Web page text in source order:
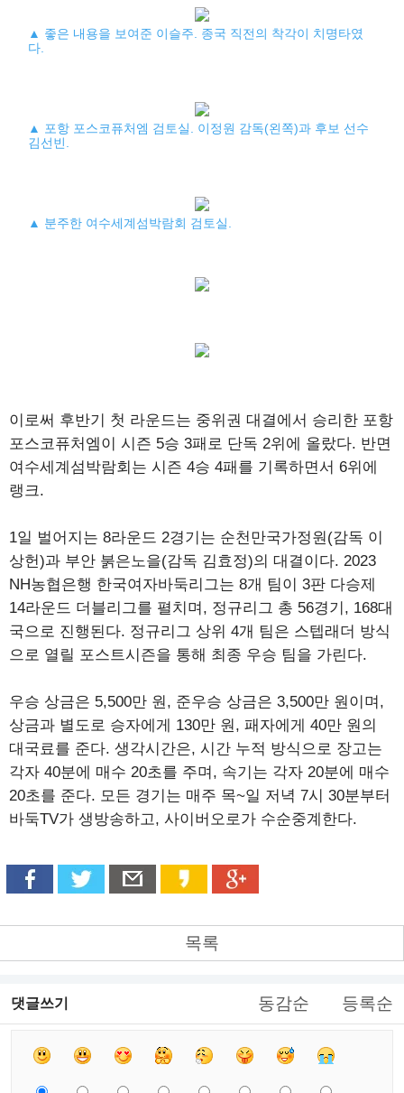
▲ 좋은 내용을 보여준 이슬주. 종국 직전의 착각이 치명타였
다.
▲ 포항 포스코퓨처엠 검토실. 이정원 감독(왼쪽)과 후보 선수
김선빈.
▲ 분주한 여수세계섬박람회 검토실.
이로써 후반기 첫 라운드는 중위권 대결에서 승리한 포항
포스코퓨처엠이 시즌 5승 3패로 단독 2위에 올랐다. 반면
여수세계섬박람회는 시즌 4승 4패를 기록하면서 6위에
랭크.
1일 벌어지는 8라운드 2경기는 순천만국가정원(감독 이
상헌)과 부안 붉은노을(감독 김효정)의 대결이다. 2023
NH농협은행 한국여자바둑리그는 8개 팀이 3판 다승제
14라운드 더블리그를 펼치며, 정규리그 총 56경기, 168대
국으로 진행된다. 정규리그 상위 4개 팀은 스텝래더 방식
으로 열릴 포스트시즌을 통해 최종 우승 팀을 가린다.
우승 상금은 5,500만 원, 준우승 상금은 3,500만 원이며,
상금과 별도로 승자에게 130만 원, 패자에게 40만 원의
대국료를 준다. 생각시간은, 시간 누적 방식으로 장고는
각자 40분에 매수 20초를 주며, 속기는 각자 20분에 매수
20초를 준다. 모든 경기는 매주 목~일 저녁 7시 30분부터
바둑TV가 생방송하고, 사이버오로가 수순중계한다.
목록
댓글쓰기 동감순 등록순